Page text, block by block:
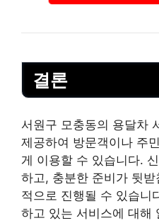
결론
서원구 모충동의 용달차
제공하여 방문객이나 주
게 이용할 수 있습니다.
하고, 충분한 준비가 뒷
적으로 진행될 수 있습니
하고 있는 서비스에 대해